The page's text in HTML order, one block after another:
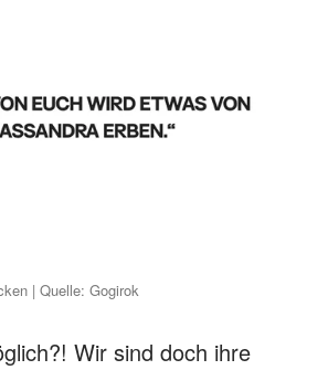
| Quelle: Gogirok
Wir sind doch ihre